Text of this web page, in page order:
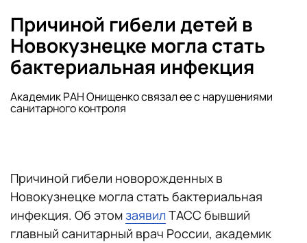
Причиной гибели детей в
Новокузнецке могла стать
бактериальная инфекция
Академик РАН Онищенко связал ее с нарушениями
санитарного контроля
Причиной гибели новорожденных в
Новокузнецке могла стать бактериальная
инфекция. Об этомзаявилТАСС бывший
главный санитарный врач России, академик